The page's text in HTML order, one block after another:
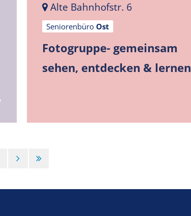
Alte Bahnhofstr. 6
Seniorenbüro Ost
Fotogruppe- gemeinsam
sehen, entdecken & lernen